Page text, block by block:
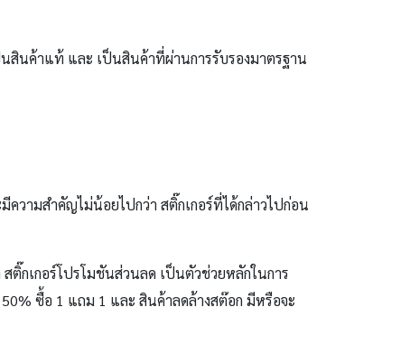
สินค้าแท้ และ เป็นสินค้าที่ผ่านการรับรองมาตรฐาน
ความสำคัญไม่น้อยไปกว่า สติ๊กเกอร์ที่ได้กล่าวไปก่อน
กเกอร์โปรโมชันส่วนลด เป็นตัวช่วยหลักในการ
ซื้อ 1 แถม 1 และ สินค้าลดล้างสต๊อก มีหรือจะ